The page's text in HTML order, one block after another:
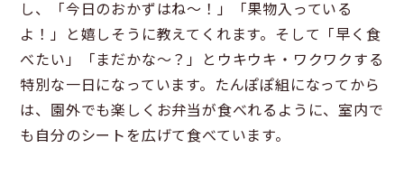
し、「今日のおかずはね〜！」「果物入っている
よ！」と嬉しそうに教えてくれます。そして「早く食
べたい」「まだかな～？」とウキウキ・ワクワクする
特別な一日になっています。たんぽぽ組になってから
は、園外でも楽しくお弁当が食べれるように、室内で
も自分のシートを広げて食べています。